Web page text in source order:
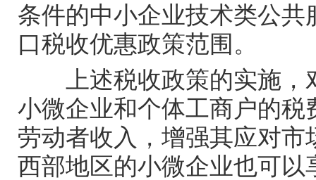
条件的中小企业技术类公
口税收优惠政策范围。
上述税收政策的实施
小微企业和个体工商户的
劳动者收入，增强其应对
西部地区的小微企业也可